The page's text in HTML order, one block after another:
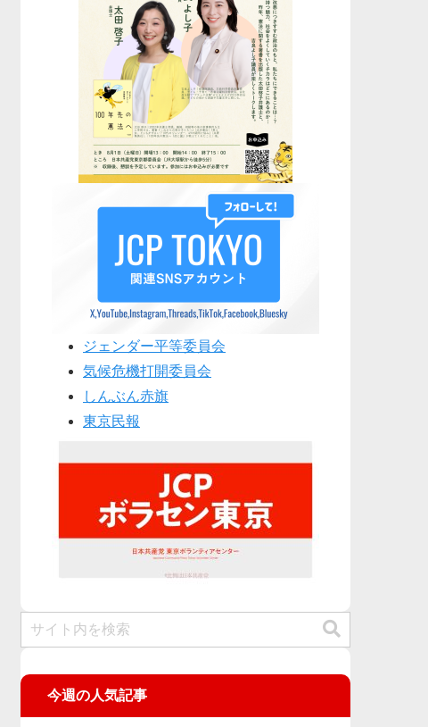
ジェンダー平等委員会
気候危機打開委員会
しんぶん赤旗
東京民報
今週の人気記事